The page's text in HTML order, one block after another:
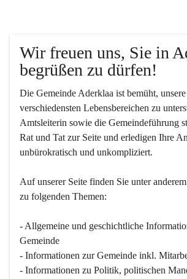
Wir freuen uns, Sie in
begrüßen zu dürfen!
Die Gemeinde Aderklaa ist bemüht,
verschiedensten Lebensbereichen zu
Amtsleiterin sowie die Gemeindeführung
Rat und Tat zur Seite und erledigen Ihre
unbürokratisch und unkompliziert.
Auf unserer Seite finden Sie un­ter
zu folgenden Themen:
- Allgemeine und geschichtliche
Gemeinde
- Informationen zur Gemeinde inkl.
- Informationen zu Politik, politischen